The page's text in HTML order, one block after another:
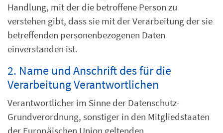
Handlung, mit der die betroffene Person zu
verstehen gibt, dass sie mit der Verarbeitung der sie
betreffenden personenbezogenen Daten
einverstanden ist.
2. Name und Anschrift des für die
Verarbeitung Verantwortlichen
Verantwortlicher im Sinne der Datenschutz-
Grundverordnung, sonstiger in den Mitgliedstaaten
der Europäischen Union geltenden